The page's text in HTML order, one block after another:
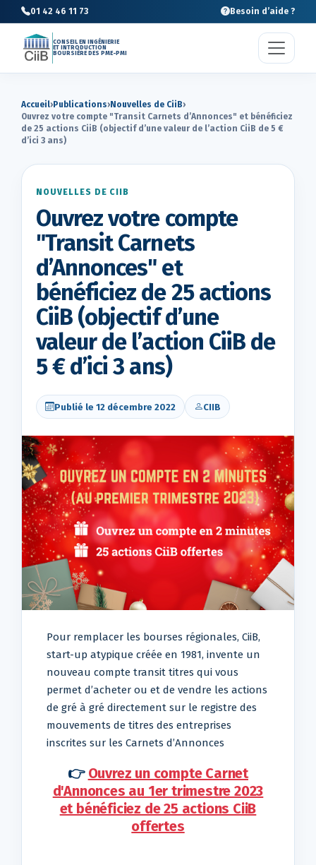
01 42 46 11 73 Besoin d’aide ?
CONSEIL EN INGÉNIERIE
ET INTRODUCTION
BOURSIÈRE DES PME-PMI
Accueil› Publications›Nouvelles de CiiB›
Ouvrez votre compte "Transit Carnets d’Annonces" et bénéficiez
de 25 actions CiiB (objectif d’une valeur de l’action CiiB de 5 €
d’ici 3 ans)
NOUVELLES DE CIIB
Ouvrez votre compte
"Transit Carnets
d’Annonces" et
bénéficiez de 25 actions
CiiB (objectif d’une
valeur de l’action CiiB de
5 € d’ici 3 ans)
Publié le 12 décembre 2022 CIIB
Pour remplacer les bourses régionales, CiiB,
start-up atypique créée en 1981, invente un
nouveau compte transit titres qui vous
permet d’acheter ou et de vendre les actions
de gré à gré directement sur le registre des
mouvements de titres des entreprises
inscrites sur les Carnets d’Annonces
👉 Ouvrez un compte Carnet
d'Annonces au 1er trimestre 2023
et bénéficiez de 25 actions CiiB
offertes